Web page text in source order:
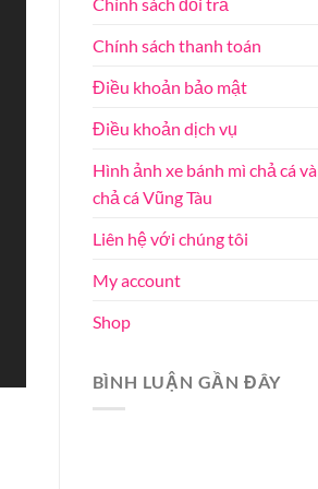
Chính sách thanh toán
Điều khoản bảo mật
Điều khoản dịch vụ
Hình ảnh xe bánh mì chả cá và
chả cá Vũng Tàu
Liên hệ với chúng tôi
My account
Shop
BÌNH LUẬN GẦN ĐÂY